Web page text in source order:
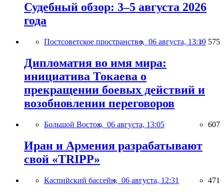
Судебный обзор: 3–5 августа 2026
года
Постсоветское пространство, 06 августа, 13:19 575
Дипломатия во имя мира:
инициатива Токаева о
прекращении боевых действий и
возобновлении переговоров
Большой Восток, 06 августа, 13:05 607
Иран и Армения разрабатывают
свой «TRIPP»
Каспийский бассейн, 06 августа, 12:31 471